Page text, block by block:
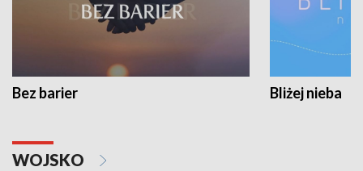
Bez barier Bliżej nieba
WOJSKO